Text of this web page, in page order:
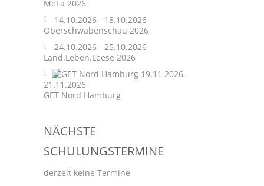
MeLa 2026
14.10.2026 - 18.10.2026
Oberschwabenschau 2026
24.10.2026 - 25.10.2026
Land.Leben.Leese 2026
19.11.2026 -
21.11.2026
GET Nord Hamburg
NÄCHSTE
SCHULUNGSTERMINE
derzeit keine Termine